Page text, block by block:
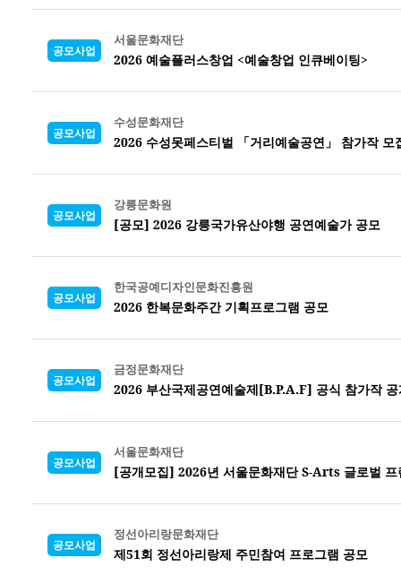
공모사업
서울문화재단
2026 예술플러스창업 <예술창업 인큐베이팅>
공모사업
수성문화재단
2026 수성못페스티벌 「거리예술공연」 참가작 모
공모사업
강릉문화원
[공모] 2026 강릉국가유산야행 공연예술가 공모
공모사업
한국공예디자인문화진흥원
2026 한복문화주간 기획프로그램 공모
공모사업
금정문화재단
2026 부산국제공연예술제[B.P.A.F] 공식 참가작
공모사업
서울문화재단
[공개모집] 2026년 서울문화재단 S-Arts 글로벌 프
공모사업
정선아리랑문화재단
제51회 정선아리랑제 주민참여 프로그램 공모